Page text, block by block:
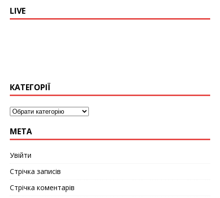
LIVE
КАТЕГОРІЇ
МЕТА
Увійти
Стрічка записів
Стрічка коментарів